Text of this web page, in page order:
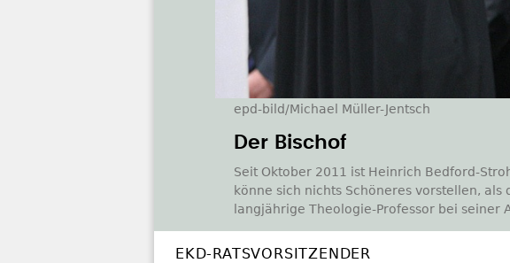
epd-bild/Michael Müller-Jentsch
Der Bischof
Seit Oktober 2011 ist Heinrich Bedford-
könne sich nichts Schöneres vorstellen, als
langjährige Theologie-Professor bei
EKD-RATSVORSITZENDER